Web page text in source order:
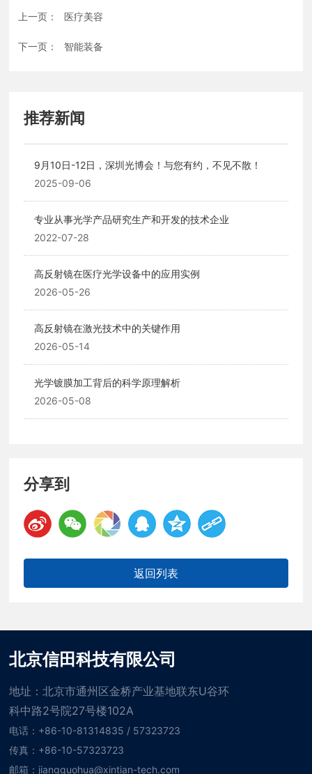
上一页： 医疗美容
下一页： 智能装备
推荐新闻
9月10日-12日，深圳光博会！与您有约，不见不散！
2025-09-06
专业从事光学产品研究生产和开发的技术企业
2022-07-28
高反射镜在医疗光学设备中的应用实例
2026-05-26
高反射镜在激光技术中的关键作用
2026-05-14
光学镀膜加工背后的科学原理解析
2026-05-08
分享到
返回列表
北京信田科技有限公司
地址：北京市通州区金桥产业基地联东U谷环
科中路2号院27号楼102A
电话：+86-10-81314835 / 57323723
传真：+86-10-57323723
邮箱：jiangguohua@xintian-tech.com